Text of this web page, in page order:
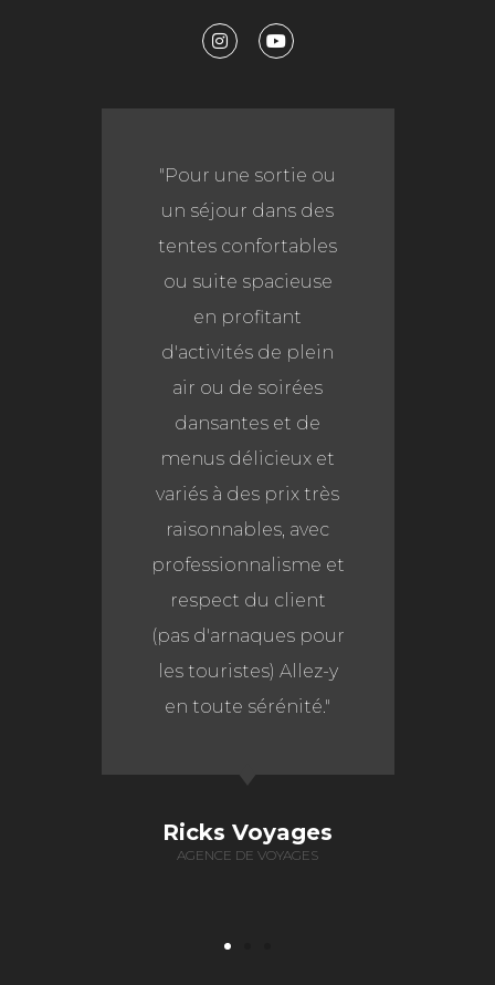
« Les commentaires
de mes clients sont
déjà très éloquents.
Mais il est certain
que le
professionnalisme
de l’équipe Couleurs
Berbères et la
qualité de
l’hébergement et de
la restauration ont
contribué à faire de
ce voyage une
véritable réussite
dont chacun se
souviendra
Joël B